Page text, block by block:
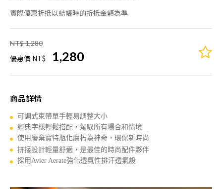
實際優惠折抵以結帳時的折抵金額為準
NT$ 1,280
優惠價 NT$ 1,280
商品詳情
可調式束帶單手輕易調整大小
經典字樣輕鬆搭配，駕馭所有場合和情境
使用廢棄寶特瓶化腐朽為神奇，環保新時尚
拼接設計輕量舒適，是最佳的時尚配件夥伴
採用Avier Aerate強化透氣性排汗透氣設